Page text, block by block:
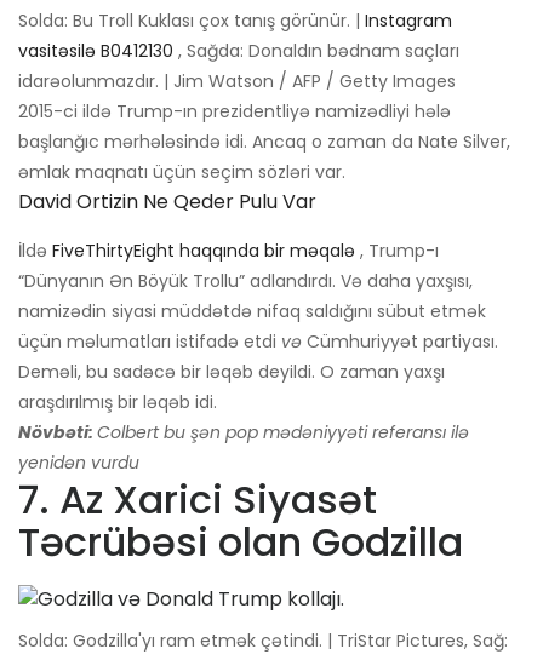
Solda: Bu Troll Kuklası çox tanış görünür. | Instagram
vasitəsilə B0412130 , Sağda: Donaldın bədnam saçları
idarəolunmazdır. | Jim Watson / AFP / Getty Images
2015-ci ildə Trump-ın prezidentliyə namizədliyi hələ
başlanğıc mərhələsində idi. Ancaq o zaman da Nate Silver,
əmlak maqnatı üçün seçim sözləri var.
David Ortizin Ne Qeder Pulu Var
İldə FiveThirtyEight haqqında bir məqalə , Trump-ı
“Dünyanın Ən Böyük Trollu” adlandırdı. Və daha yaxşısı,
namizədin siyasi müddətdə nifaq saldığını sübut etmək
üçün məlumatları istifadə etdi və Cümhuriyyət partiyası.
Deməli, bu sadəcə bir ləqəb deyildi. O zaman yaxşı
araşdırılmış bir ləqəb idi.
Növbəti: Colbert bu şən pop mədəniyyəti referansı ilə
yenidən vurdu
7. Az Xarici Siyasət
Təcrübəsi olan Godzilla
Solda: Godzilla'yı ram etmək çətindi. | TriStar Pictures, Sağ: